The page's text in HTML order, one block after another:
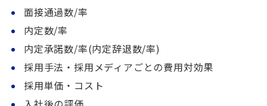
面接通過数/率
内定数/率
内定承諾数/率(内定辞退数/率)
採用手法・採用メディアごとの費用対効果
採用単価・コスト